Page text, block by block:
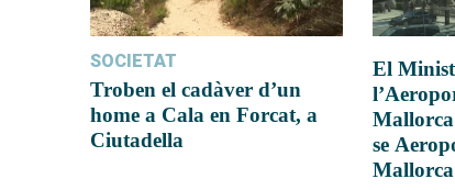
SOCIETAT
Troben el cadàver d’un
home a Cala en Forcat, a
Ciutadella
El
Mallorca
se
Mallorca